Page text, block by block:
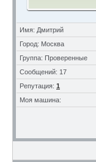
Имя: Дмитрий
Город: Москва
Группа: Проверенные
Сообщений: 17
Репутация: 1
Моя машина: